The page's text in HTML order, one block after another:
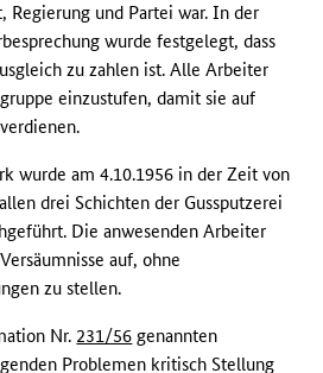
Regierung und Partei war. In der
wurde festgelegt, dass
zu zahlen ist. Alle Arbeiter
einzustufen, damit sie auf
wurde am 4.10.1956 in der Zeit von
drei Schichten der Gussputzerei
Die anwesenden Arbeiter
auf, ohne
zu stellen.
Nr. 231/56 genannten
Problemen kritisch Stellung